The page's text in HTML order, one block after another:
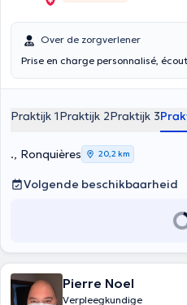
Over de zorgverlener
Prise en charge personnalisé,
Praktijk 1Praktijk 2Praktijk 3
., Ronquières 20,2 km
Volgende beschikbaarheid
Pierre Noel
Verpleegkundige